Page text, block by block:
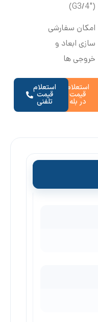
(G3/4″)
امکان سفارشی
سازی ابعاد و
خروجی ها
استعلام
قیمت
در بله
استعلام
قیمت
تلفنی